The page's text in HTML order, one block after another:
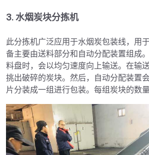
3.水烟炭块分拣机
此分拣机广泛应用于水烟炭包装线，用
备主要由送料部分和自动分配装置组成
料盘时，会以均匀速度向上输送。在输
挑出破碎的炭块。然后，自动分配装置
片分装成一组进行包装。每组炭块的数量